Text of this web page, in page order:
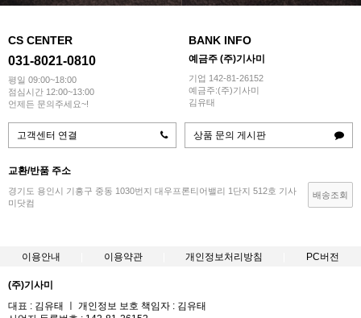
CS CENTER
031-8021-0810
평일 09:00~18:00
점심시간 12:00~13:00
언제든 문의주세요~!
BANK INFO
예금주 (주)기사미
기업 142-81-26152
예금주:(주)기사미
김유태
고객센터 연결 상품 문의 게시판
교환/반품 주소
경기도 용인시 기흥구 중동 1030번지 대우프론티어밸리 1단지 512호 기사
미닷컴
배송조회
이용안내 이용약관 개인정보처리방침 PC버전
(주)기사미
대표 : 김유태 ㅣ 개인정보 보호 책임자 : 김유태